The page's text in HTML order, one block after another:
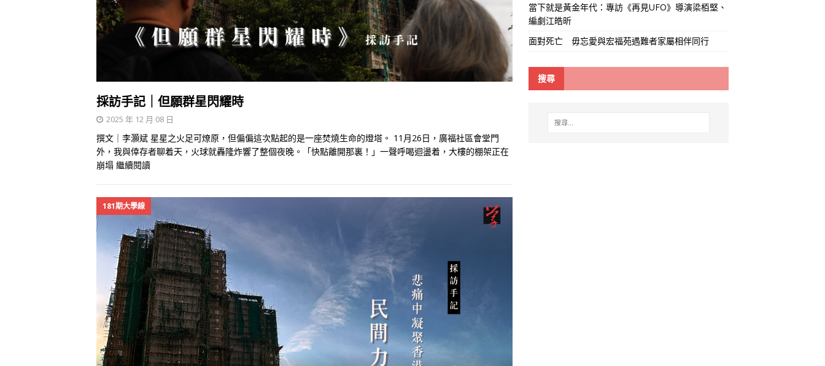
採訪手記｜但願群星閃耀時
2025 年 12 月 08 日
撰文｜李灝斌 星星之火足可燎原，但偏偏這次點起的是一座焚燒生命的燈塔。 11月26日，廣福社區會堂門
外，我與倖存者聊着天，火球就轟隆炸響了整個夜晚。「快點離開那裏！」一聲呼喝迴盪着，大樓的棚架正在
崩塌 繼續閱讀
181期大學線
當下就是黃金年代：專訪《再見UFO》導演梁栢堅、
編劇江皓昕
面對死亡 毋忘愛與宏福苑遇難者家屬相伴同行
搜尋